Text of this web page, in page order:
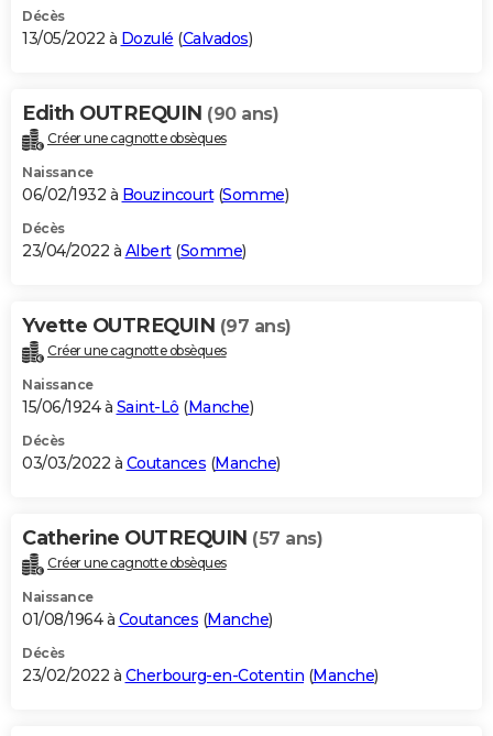
Décès
13/05/2022 à Dozulé (Calvados)
Edith OUTREQUIN (90 ans)
Créer une cagnotte obsèques
Naissance
06/02/1932 à Bouzincourt(Somme)
Décès
23/04/2022 à Albert(Somme)
Yvette OUTREQUIN (97 ans)
Créer une cagnotte obsèques
Naissance
15/06/1924 à Saint-Lô (Manche)
Décès
03/03/2022 à Coutances (Manche)
Catherine OUTREQUIN (57 ans)
Créer une cagnotte obsèques
Naissance
01/08/1964 à Coutances (Manche)
Décès
23/02/2022 à Cherbourg-en-Cotentin (Manche)